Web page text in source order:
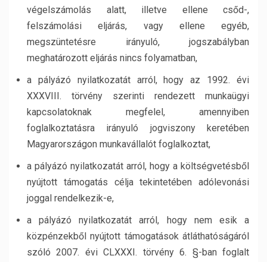
végelszámolás alatt, illetve ellene csőd-,
felszámolási eljárás, vagy ellene egyéb,
megszüntetésre irányuló, jogszabályban
meghatározott eljárás nincs folyamatban,
a pályázó nyilatkozatát arról, hogy az 1992. évi
XXXVIII. törvény szerinti rendezett munkaügyi
kapcsolatoknak megfelel, amennyiben
foglalkoztatásra irányuló jogviszony keretében
Magyarországon munkavállalót foglalkoztat,
a pályázó nyilatkozatát arról, hogy a költségvetésből
nyújtott támogatás célja tekintetében adólevonási
joggal rendelkezik-e,
a pályázó nyilatkozatát arról, hogy nem esik a
közpénzekből nyújtott támogatások átláthatóságáról
szóló 2007. évi CLXXXI. törvény 6. §-ban foglalt